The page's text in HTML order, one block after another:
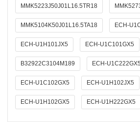
MMK5223J50J01L16.5TR18
MMK5104K50J01L16.5TA18 ECH-
ECH-U1H101JX5 ECH-U1C101GX5
B32922C3104M189 ECH-U1C222GX5
ECH-U1C102GX5 ECH-U1H102JX5
ECH-U1H102GX5 ECH-U1H222GX5